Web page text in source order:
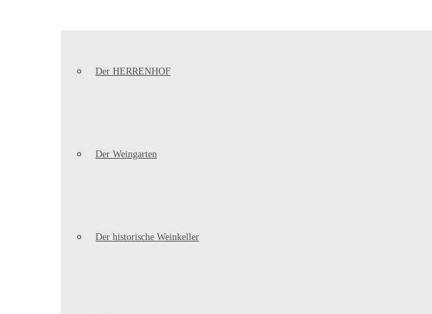
Der HERRENHOF
Der Weingarten
Der historische Weinkeller